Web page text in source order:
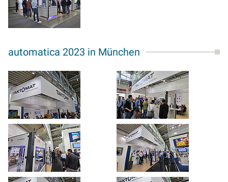
automatica 2023 in München